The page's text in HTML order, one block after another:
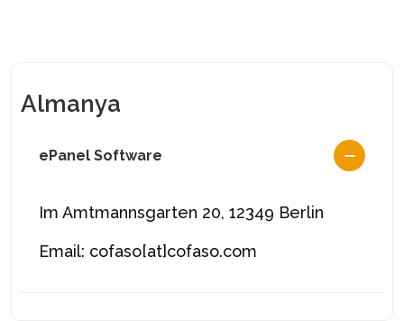
Almanya
ePanel Software
Im Amtmannsgarten 20, 12349 Berlin
Email: cofaso[at]cofaso.com